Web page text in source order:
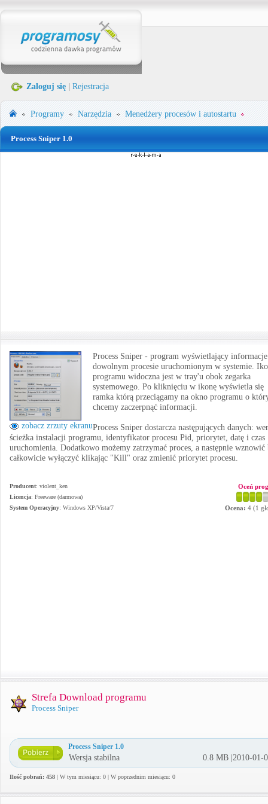
Zaloguj się Rejestracja
Programy Narzędzia Menedżery procesów i autostartu
Process Sniper 1.0
zobacz zrzuty ekranu
Process Sniper - program wyświetlający
dowolnym procesie uruchomionym w systemie.
programu widoczna jest w tray'u obok zegarka
systemowego. Po kliknięciu w ikonę wyświetla się
ramka którą przeciągamy na okno programu o
chcemy zaczerpnąć informacji.
Process Sniper dostarcza następujących danych:
ścieżka instalacji programu, identyfikator procesu Pid, priorytet, datę i czas
uruchomienia. Dodatkowo możemy zatrzymać proces, a następnie wznowić
całkowicie wyłączyć klikając "Kill" oraz zmienić priorytet procesu.
Producent: violent_ken
Licencja: Freeware (darmowa)
System Operacyjny: Windows XP/Vista/7
Oceń
Ocena: 4 (1
Strefa Download programu
Process Sniper
Process Sniper 1.0
Wersja stabilna 0.8 MB |2010-01-
Ilość pobrań: 458 | W tym miesiącu: 0 | W poprzednim miesiącu: 0